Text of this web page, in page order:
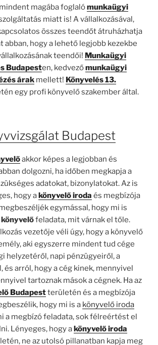
magába foglalómunkaügyi
miatt is! A vállalkozásával,
összes teendőt átruházhatja
abban, hogy a lehető legjobb kezekbe
teendői! Munkaügyi
Budapesten, kedvezőmunkaügyi
árakmellett! Könyvelés 13.
egy profi könyvelő szakember által.
Budapest
akkor képes a legjobban és
dolgozni, ha időben megkapja a
adatokat, bizonylatokat. Az is
hogy a könyvelő iroda és megbízója
egymással, hogy mi is
könyvelőfeladata, mit várnak el tőle.
vezetője véli úgy, hogy a könyvelő
aki egyszerre mindent tud cége
helyzetéről, napi pénzügyeiről, a
és arról, hogy a cég kinek, mennyivel
tartoznak mások a cégnek. Ha az
Budapestterületén és a megbízója
hogy mi is a könyvelő iroda
a megbízó feladata, sok félreértést el
Lényeges, hogy a könyvelő iroda
ne az utolsó pillanatban kapja meg